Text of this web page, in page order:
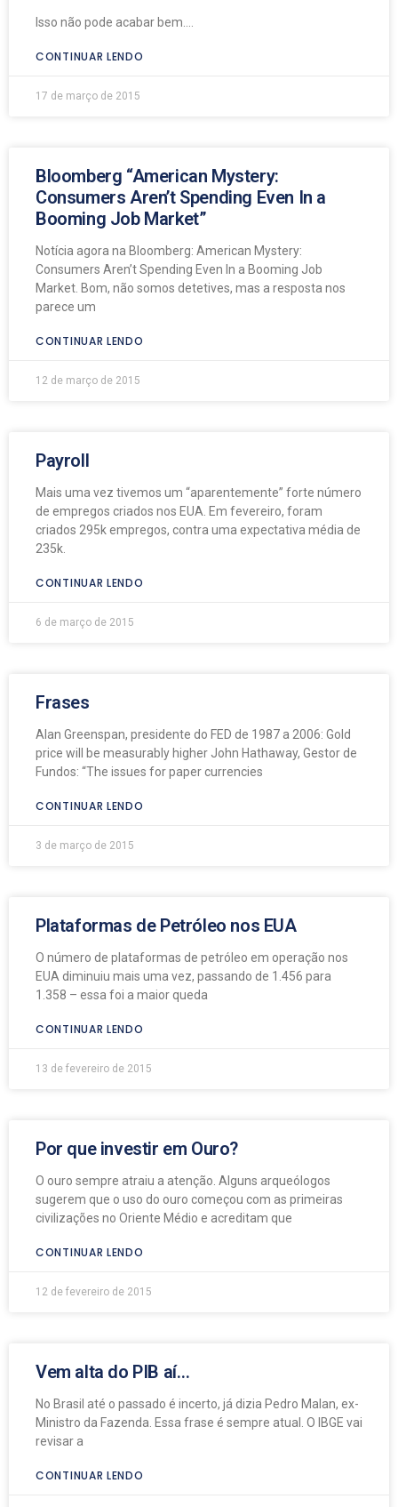
Isso não pode acabar bem….
CONTINUAR LENDO
17 de março de 2015
Bloomberg “American Mystery:
Consumers Aren’t Spending Even In a
Booming Job Market”
Notícia agora na Bloomberg: American Mystery:
Consumers Aren’t Spending Even In a Booming Job
Market. Bom, não somos detetives, mas a resposta nos
parece um
CONTINUAR LENDO
12 de março de 2015
Payroll
Mais uma vez tivemos um “aparentemente” forte número
de empregos criados nos EUA. Em fevereiro, foram
criados 295k empregos, contra uma expectativa média de
235k.
CONTINUAR LENDO
6 de março de 2015
Frases
Alan Greenspan, presidente do FED de 1987 a 2006: Gold
price will be measurably higher John Hathaway, Gestor de
Fundos: “The issues for paper currencies
CONTINUAR LENDO
3 de março de 2015
Plataformas de Petróleo nos EUA
O número de plataformas de petróleo em operação nos
EUA diminuiu mais uma vez, passando de 1.456 para
1.358 – essa foi a maior queda
CONTINUAR LENDO
13 de fevereiro de 2015
Por que investir em Ouro?
O ouro sempre atraiu a atenção. Alguns arqueólogos
sugerem que o uso do ouro começou com as primeiras
civilizações no Oriente Médio e acreditam que
CONTINUAR LENDO
12 de fevereiro de 2015
Vem alta do PIB aí…
No Brasil até o passado é incerto, já dizia Pedro Malan, ex-
Ministro da Fazenda. Essa frase é sempre atual. O IBGE vai
revisar a
CONTINUAR LENDO